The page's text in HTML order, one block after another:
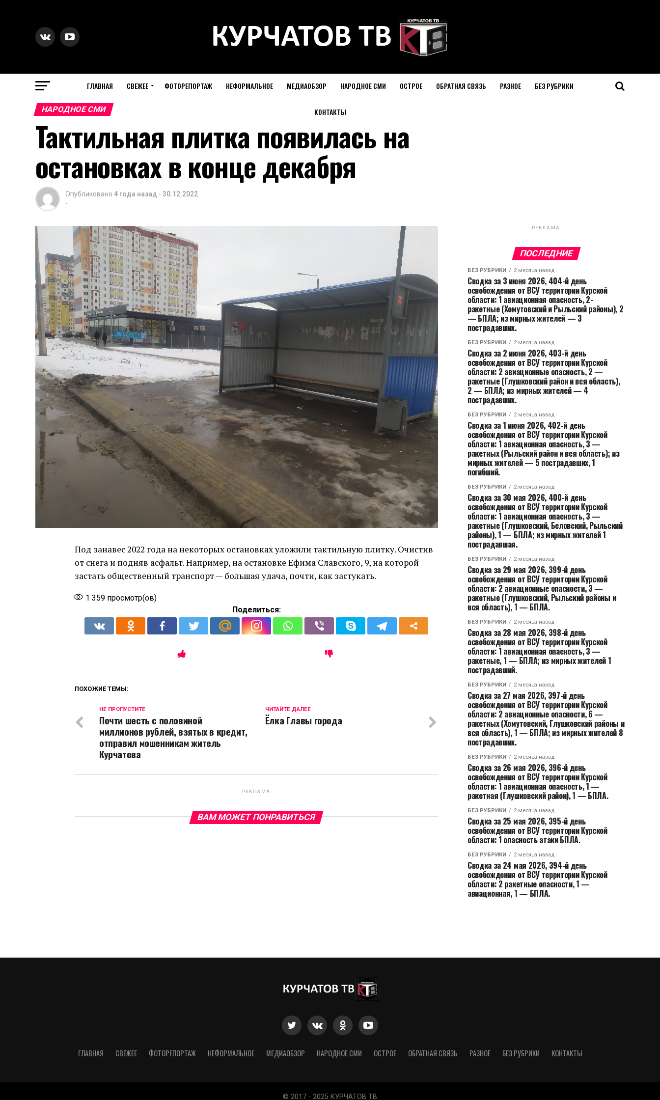
ГЛАВНАЯ СВЕЖЕЕ ФОТОРЕПОРТАЖ НЕФОРМАЛЬНОЕ МЕДИАОБЗОР НАРОДНОЕ СМИ ОСТРОЕ ОБРАТНАЯ СВЯЗЬ РАЗНОЕ БЕЗ РУБРИКИ
КОНТАКТЫ
НАРОДНОЕ СМИ
Тактильная плитка появилась на
остановках в конце декабря
Опубликовано 4 года назад - 30.12.2022
-
Под занавес 2022 года на некоторых остановках уложили тактильную плитку. Очистив
от снега и подняв асфальт. Например, на остановке Ефима Славского, 9, на которой
застать общественный транспорт — большая удача, почти, как застукать.
1 359 просмотр(ов)
Поделиться:
ПОХОЖИЕ ТЕМЫ:
ЧИТАЙТЕ ДАЛЕЕ
Ëлка Главы города
НЕ ПРОПУСТИТЕ
Почти шесть с половиной
миллионов рублей, взятых в кредит,
отправил мошенникам житель
Курчатова
РЕКЛАМА
ВАМ МОЖЕТ ПОНРАВИТЬСЯ
РЕКЛАМА
ПОСЛЕДНИЕ
БЕЗ РУБРИКИ 2 месяца назад
Сводка за 3 июня 2026, 404-й день
освобождения от ВСУ территории Курской
области: 1 авиационная опасность, 2-
ракетные (Хомутовский и Рыльский районы), 2
— БПЛА; из мирных жителей — 3
пострадавших.
БЕЗ РУБРИКИ 2 месяца назад
Сводка за 2 июня 2026, 403-й день
освобождения от ВСУ территории Курской
области: 2 авиационные опасность, 2 —
ракетные (Глушковский район и вся область),
2 — БПЛА; из мирных жителей — 4
пострадавших.
БЕЗ РУБРИКИ 2 месяца назад
Сводка за 1 июня 2026, 402-й день
освобождения от ВСУ территории Курской
области: 1 авиационная опасность, 3 —
ракетных (Рыльский район и вся область); из
мирных жителей — 5 пострадавших, 1
погибший.
БЕЗ РУБРИКИ 2 месяца назад
Сводка за 30 мая 2026, 400-й день
освобождения от ВСУ территории Курской
области: 1 авиационная опасность, 3 —
ракетные (Глушковский, Беловский, Рыльский
районы), 1 — БПЛА; из мирных жителей 1
пострадавшая.
БЕЗ РУБРИКИ 2 месяца назад
Сводка за 29 мая 2026, 399-й день
освобождения от ВСУ территории Курской
области: 2 авиационные опасности, 3 —
ракетные (Глушковский, Рыльский районы и
вся область), 1 — БПЛА.
БЕЗ РУБРИКИ 2 месяца назад
Сводка за 28 мая 2026, 398-й день
освобождения от ВСУ территории Курской
области: 1 авиационная опасность, 3 —
ракетные, 1 — БПЛА; из мирных жителей 1
пострадавший.
БЕЗ РУБРИКИ 2 месяца назад
Сводка за 27 мая 2026, 397-й день
освобождения от ВСУ территории Курской
области: 2 авиационные опасности, 6 —
ракетных (Хомутовский, Глушковский районы и
вся область), 1 — БПЛА; из мирных жителей 8
пострадавших.
БЕЗ РУБРИКИ 2 месяца назад
Сводка за 26 мая 2026, 396-й день
освобождения от ВСУ территории Курской
области: 1 авиационная опасность, 1 —
ракетная (Глушковский район), 1 — БПЛА.
БЕЗ РУБРИКИ 2 месяца назад
Сводка за 25 мая 2026, 395-й день
освобождения от ВСУ территории Курской
области: 1 опасность атаки БПЛА.
БЕЗ РУБРИКИ 2 месяца назад
Сводка за 24 мая 2026, 394-й день
освобождения от ВСУ территории Курской
области: 2 ракетные опасности, 1 —
авиационная, 1 — БПЛА.
ГЛАВНАЯ СВЕЖЕЕ ФОТОРЕПОРТАЖ НЕФОРМАЛЬНОЕ МЕДИАОБЗОР НАРОДНОЕ СМИ ОСТРОЕ ОБРАТНАЯ СВЯЗЬ РАЗНОЕ БЕЗ РУБРИКИ КОНТАКТЫ
© 2017 - 2025 КУРЧАТОВ ТВ